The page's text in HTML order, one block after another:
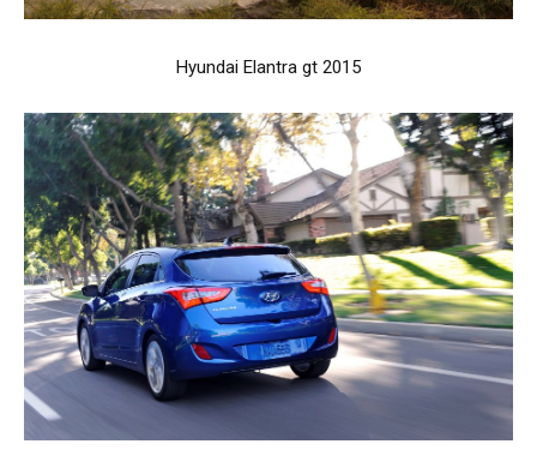
Hyundai Elantra gt 2015